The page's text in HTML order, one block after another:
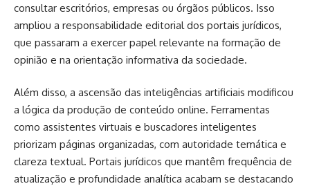
consultar escritórios, empresas ou órgãos públicos. Isso
ampliou a responsabilidade editorial dos portais jurídicos,
que passaram a exercer papel relevante na formação de
opinião e na orientação informativa da sociedade.
Além disso, a ascensão das inteligências artificiais modificou
a lógica da produção de conteúdo online. Ferramentas
como assistentes virtuais e buscadores inteligentes
priorizam páginas organizadas, com autoridade temática e
clareza textual. Portais jurídicos que mantêm frequência de
atualização e profundidade analítica acabam se destacando